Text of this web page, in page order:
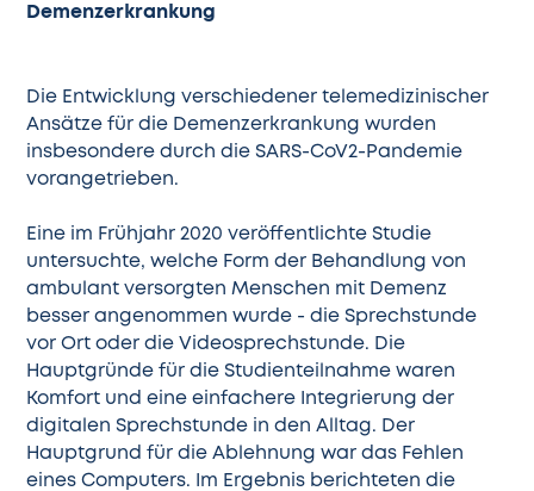
Demenzerkrankung
Die Entwicklung verschiedener telemedizinischer
Ansätze für die Demenzerkrankung wurden
insbesondere durch die SARS-CoV2-Pandemie
vorangetrieben.
Eine im Frühjahr 2020 veröffentlichte Studie
untersuchte, welche Form der Behandlung von
ambulant versorgten Menschen mit Demenz
besser angenommen wurde - die Sprechstunde
vor Ort oder die Videosprechstunde. Die
Hauptgründe für die Studienteilnahme waren
Komfort und eine einfachere Integrierung der
digitalen Sprechstunde in den Alltag. Der
Hauptgrund für die Ablehnung war das Fehlen
eines Computers. Im Ergebnis berichteten die